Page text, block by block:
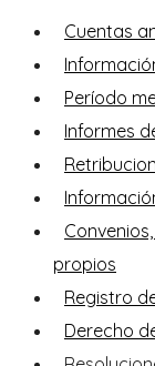
Cuentas
Período
Informes
propios
Registro
Derecho